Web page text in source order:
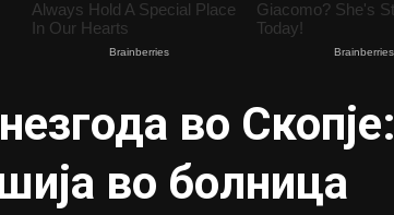
во Скопје:
во болница